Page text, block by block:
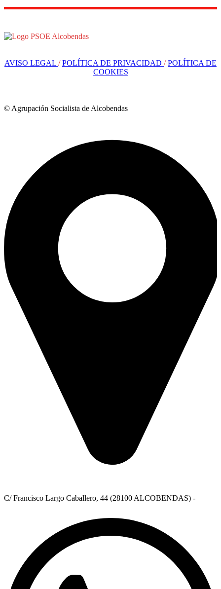
AVISO LEGAL /POLÍTICA DE PRIVACIDAD /POLÍTICA DE
COOKIES
© Agrupación Socialista de Alcobendas
C/ Francisco Largo Caballero, 44 (28100 ALCOBENDAS) -